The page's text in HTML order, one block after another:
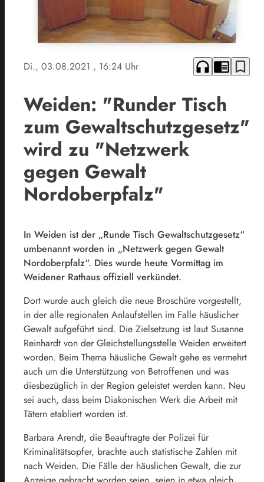
Di., 03.08.2021 , 16:24 Uhr headphones chrome_reader_mode bookmark_border
Weiden: "Runder Tisch
zum Gewaltschutzgesetz"
wird zu "Netzwerk
gegen Gewalt
Nordoberpfalz"
In Weiden ist der „Runde Tisch Gewaltschutzgesetz“
umbenannt worden in „Netzwerk gegen Gewalt
Nordoberpfalz“. Dies wurde heute Vormittag im
Weidener Rathaus offiziell verkündet.
Dort wurde auch gleich die neue Broschüre vorgestellt,
in der alle regionalen Anlaufstellen im Falle häuslicher
Gewalt aufgeführt sind. Die Zielsetzung ist laut Susanne
Reinhardt von der Gleichstellungsstelle Weiden erweitert
worden. Beim Thema häusliche Gewalt gehe es vermehrt
auch um die Unterstützung von Betroffenen und was
diesbezüglich in der Region geleistet werden kann. Neu
sei auch, dass beim Diakonischen Werk die Arbeit mit
Tätern etabliert worden ist.
Barbara Arendt, die Beauftragte der Polizei für
Kriminalitätsopfer, brachte auch statistische Zahlen mit
nach Weiden. Die Fälle der häuslichen Gewalt, die zur